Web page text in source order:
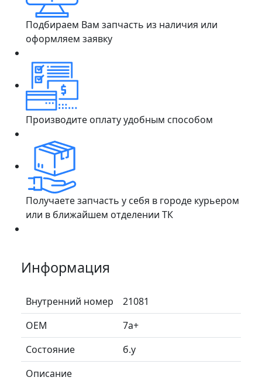
Подбираем Вам запчасть из наличия или
оформляем заявку
Производите оплату удобным способом
Получаете запчасть у себя в городе курьером
или в ближайшем отделении ТК
Информация
Внутренний номер
21081
ОЕМ
7a+
Состояние
б.у
Описание